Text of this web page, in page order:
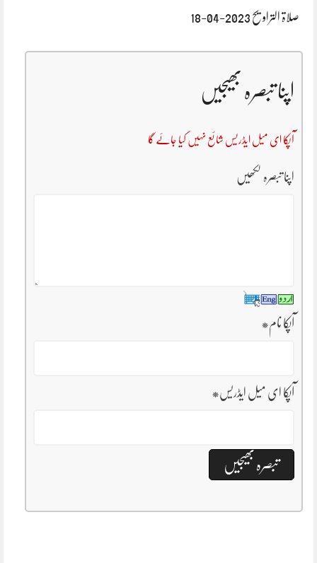
صلاۃ التراویح 2023-04-18
اپنا تبصرہ بھیجیں
آپکا ای میل ایڈریس شائع نہیں کیا جائے گا
اپنا تبصرہ لکھیں
آپکا نام*
آپکا ای میل ایڈریس*